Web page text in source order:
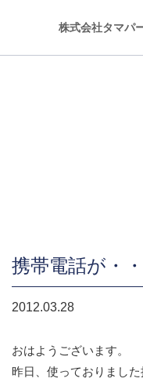
株式会社タマパ
携帯電話が・・
2012.03.28
おはようございます。
昨日、使っておりまし